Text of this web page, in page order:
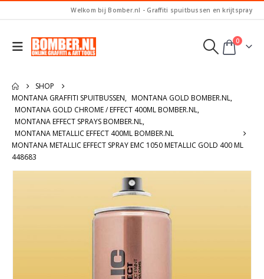
Welkom bij Bomber.nl - Graffiti spuitbussen en krijtspray
0
SHOP
MONTANA GRAFFITI SPUITBUSSEN, MONTANA GOLD BOMBER.NL,
MONTANA GOLD CHROME / EFFECT 400ML BOMBER.NL,
MONTANA EFFECT SPRAYS BOMBER.NL,
MONTANA METALLIC EFFECT 400ML BOMBER.NL
MONTANA METALLIC EFFECT SPRAY EMC 1050 METALLIC GOLD 400 ML
448683